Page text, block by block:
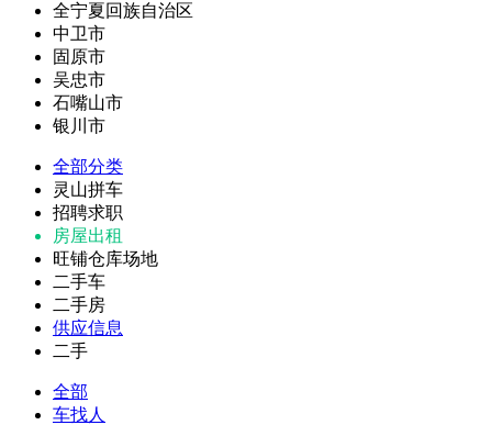
全宁夏回族自治区
中卫市
固原市
吴忠市
石嘴山市
银川市
全部分类
灵山拼车
招聘求职
房屋出租
旺铺仓库场地
二手车
二手房
供应信息
二手
全部
车找人